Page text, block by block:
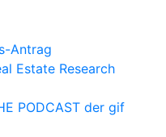
Antrag
Estate Research
PODCAST der gif